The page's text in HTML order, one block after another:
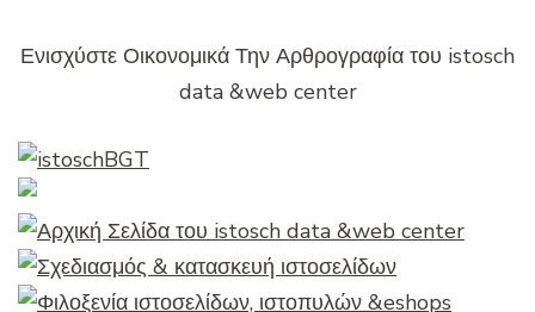
Ενισχύστε Οικονομικά Την Αρθρογραφία του istosch
data &web center